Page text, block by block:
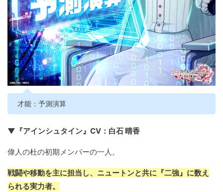
才能：予測演算
▼『アインシュタイン』CV：白石 晴香
偉人の杜の初期メンバーの一人。
戦闘や移動を主に担当し、ニュートンと共に『二強』に数え
られる実力者。